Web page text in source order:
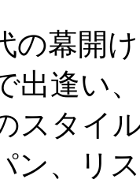
幕開
出逢い
スタイ
ン、リ